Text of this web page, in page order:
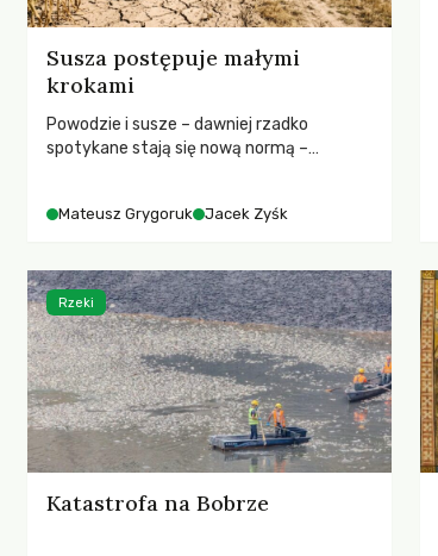
Susza postępuje małymi
krokami
Powodzie i susze – dawniej rzadko
spotykane stają się nową normą –
SGGW.
Mateusz Grygoruk Jacek Zyśk
Katastrofa na Bobrze
Rzeki